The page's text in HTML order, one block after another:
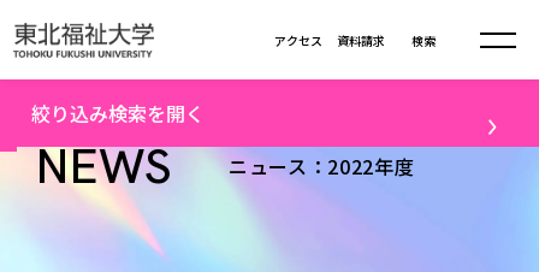
資料請求
アクセス 検索
学部・大学院
NEWS ニュース：2022年度
絞り込み検索を開く
テーマ
すべて